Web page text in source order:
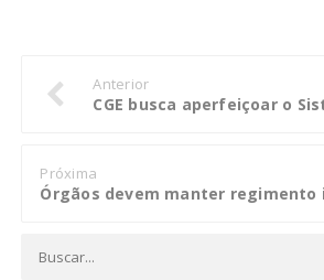
Anterior
Próxima